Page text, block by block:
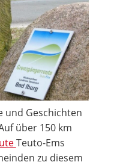
und Geschichten
über 150 km
Teuto-Ems
zu diesem